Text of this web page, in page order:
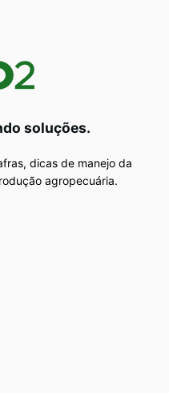
soluções.
dicas de manejo da
agropecuária.